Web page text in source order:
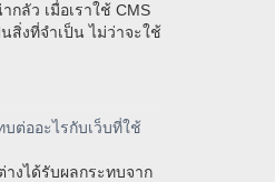
กลัว เมื่อเราใช้ CMS
สิ่งที่จำเป็น ไม่ว่าจะใช้
บต่ออะไรกับเว็บที่ใช้
างได้รับผลกระทบจาก